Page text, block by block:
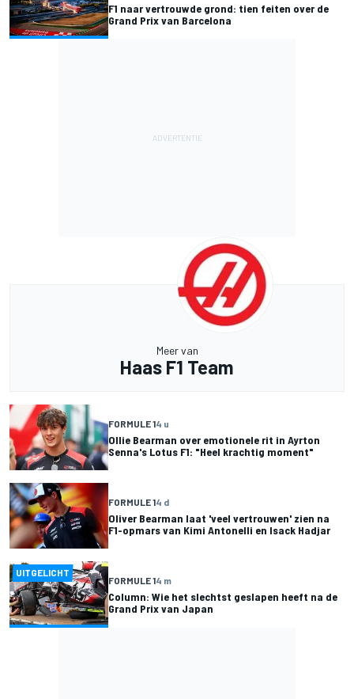
F1 naar vertrouwde grond: tien feiten over de
Grand Prix van Barcelona
Meer van
Haas F1 Team
FORMULE 14 u
Ollie Bearman over emotionele rit in Ayrton
Senna's Lotus F1: "Heel krachtig moment"
FORMULE 14 d
Oliver Bearman laat 'veel vertrouwen' zien na
F1-opmars van Kimi Antonelli en Isack Hadjar
UITGELICHT
FORMULE 14 m
Column: Wie het slechtst geslapen heeft na de
Grand Prix van Japan